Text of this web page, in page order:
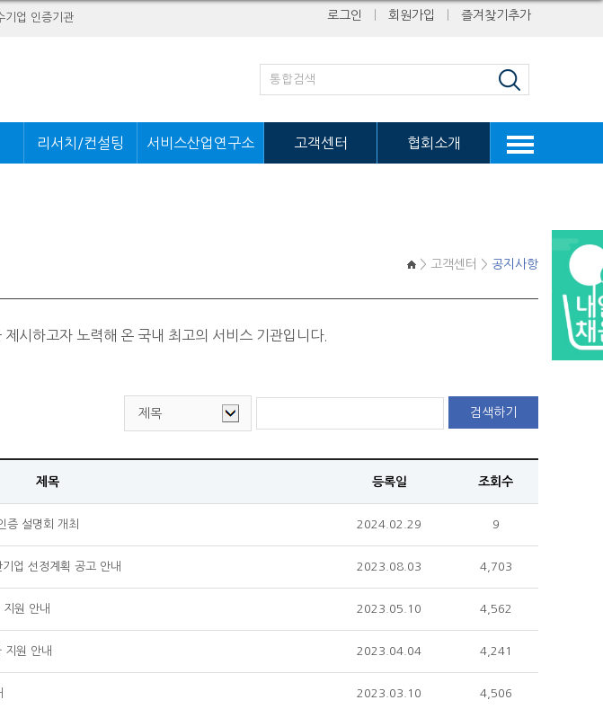
기업 인증기관 로그인 회원가입 즐겨찾기추가
리서치/컨설팅 서비스산업연구소 고객센터 협회소개
> 고객센터 > 공지사항
시하고자 노력해 온 국내 최고의 서비스 기관입니다.
검색하기
제목 등록일 조회수
증 설명회 개최 2024.02.29 9
업 선정계획 공고 안내 2023.08.03 4,703
원 안내 2023.05.10 4,562
지원 안내 2023.04.04 4,241
2023.03.10 4,506